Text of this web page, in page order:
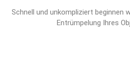
Schnell und unkompliziert beginnen
Entrümpelung Ihres